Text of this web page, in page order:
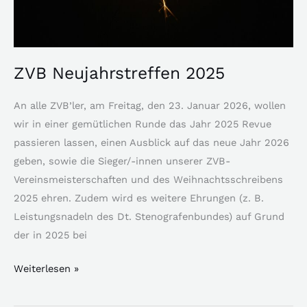
ZVB Neujahrstreffen 2025
An alle ZVB’ler, am Freitag, den 23. Januar 2026, wollen
wir in einer gemütlichen Runde das Jahr 2025 Revue
passieren lassen, einen Ausblick auf das neue Jahr 2026
geben, sowie die Sieger/-innen unserer ZVB-
Vereinsmeisterschaften und des Weihnachtsschreibens
2025 ehren. Zudem wird es weitere Ehrungen (z. B.
Leistungsnadeln des Dt. Stenografenbundes) auf Grund
der in 2025 bei
Weiterlesen »